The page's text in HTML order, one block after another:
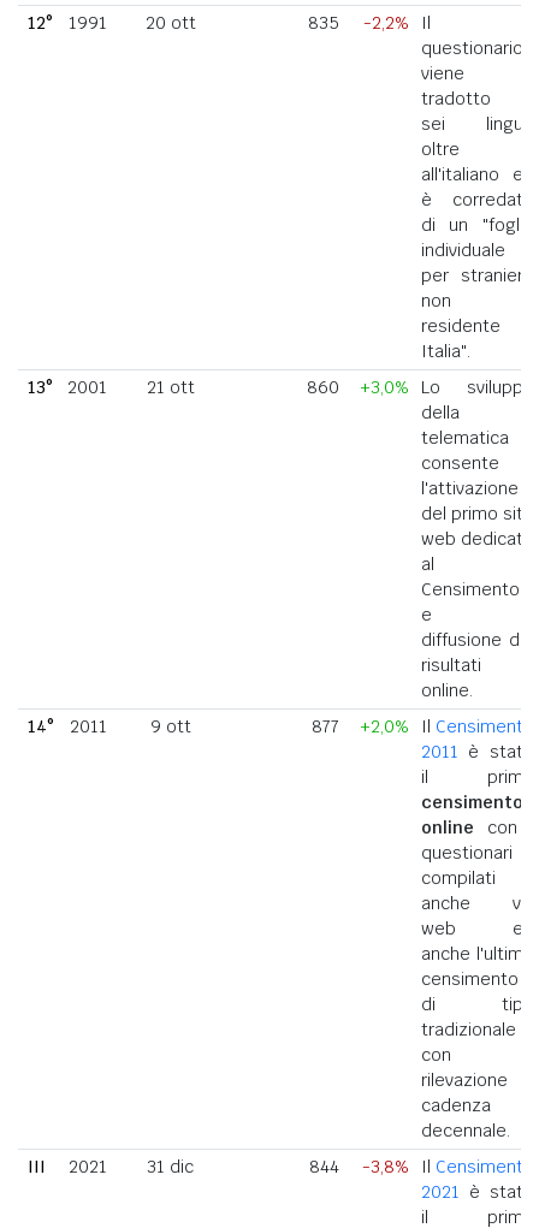
12° 1991 20 ott 835 -2,2%
Il
questionario
viene
tradotto in
sei lingue
oltre
all'italiano ed
è corredato
di un "foglio
individuale
per straniero
non
residente in
Italia".
13°
2001 21 ott 860 +3,0%
Lo sviluppo
della
telematica
consente
l'attivazione
del primo sito
web dedicato
al
Censimento
e la
diffusione dei
risultati
online.
14°
2011 9 ott 877 +2,0% Il Censimento
2011 è stato
il primo
censimento
online con i
questionari
compilati
anche via
web ed
anche l'ultimo
censimento
di tipo
tradizionale
con
rilevazione a
cadenza
decennale.
III
2021 31 dic 844 -3,8% Il Censimento
2021 è stato
il primo